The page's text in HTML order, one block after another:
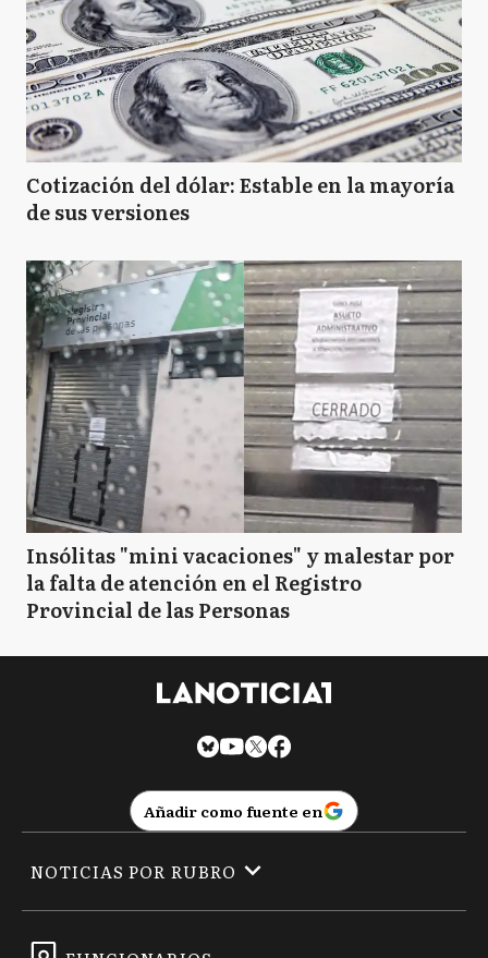
Cotización del dólar: Estable en la mayoría
de sus versiones
Insólitas "mini vacaciones" y malestar por
la falta de atención en el Registro
Provincial de las Personas
Añadir como fuente en
NOTICIAS POR RUBRO